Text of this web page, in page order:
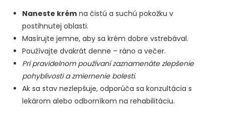
Naneste krém na čistú a suchú pokožku v
postihnutej oblasti.
Masírujte jemne, aby sa krém dobre vstrebával.
Používajte dvakrát denne – ráno a večer.
Pri pravidelnom používaní zaznamenáte zlepšenie
pohyblivosti a zmiernenie bolesti.
Ak sa stav nezlepšuje, odporúča sa konzultácia s
lekárom alebo odborníkom na rehabilitáciu.